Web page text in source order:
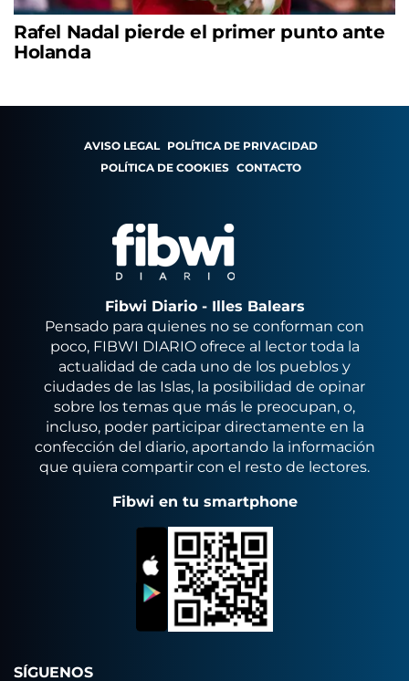
Rafel Nadal pierde el primer punto ante
Holanda
AVISO LEGAL POLÍTICA DE PRIVACIDAD
POLÍTICA DE COOKIES CONTACTO
Fibwi Diario - Illes Balears
Pensado para quienes no se conforman con
poco, FIBWI DIARIO ofrece al lector toda la
actualidad de cada uno de los pueblos y
ciudades de las Islas, la posibilidad de opinar
sobre los temas que más le preocupan, o,
incluso, poder participar directamente en la
confección del diario, aportando la información
que quiera compartir con el resto de lectores.
Fibwi en tu smartphone
SÍGUENOS